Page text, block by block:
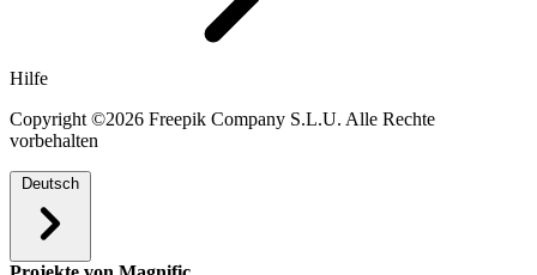
Hilfe
Copyright ©2026 Freepik Company S.L.U. Alle Rechte
vorbehalten
Deutsch